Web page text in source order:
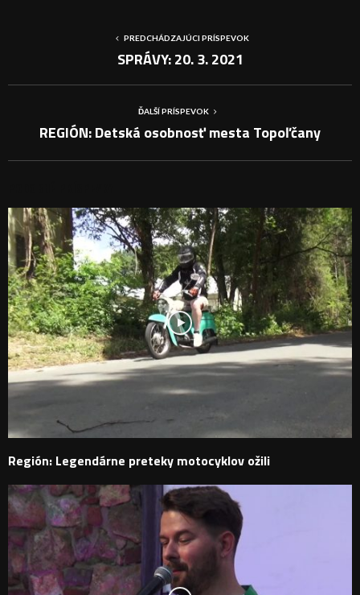
PREDCHÁDZAJÚCI PRÍSPEVOK
SPRÁVY: 20. 3. 2021
ĎALŠÍ PRÍSPEVOK
REGIÓN: Detská osobnosť mesta Topoľčany
Región: Legendárne preteky motocyklov ožili